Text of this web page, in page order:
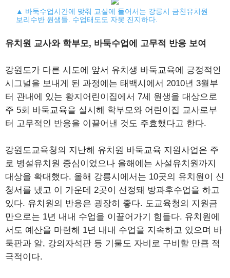
▲ 바둑수업시간에 맞춰 교실에 들어서는 강릉시 금천유치원
보리수반 원생들. 수업태도도 자못 진지하다.
유치원 교사와 학부모, 바둑수업에 고무적 반응 보여
강원도가 다른 시도에 앞서 유치생 바둑교육에 긍정적인
시그널을 보내게 된 과정에는 태백시에서 2010년 3월부
터 관내에 있는 황지어린이집에서 7세 원생을 대상으로
주 5회 바둑교육을 실시해 학부모와 어린이집 교사로부
터 고무적인 반응을 이끌어낸 것도 주효했다고 한다.
강원도교육청의 지난해 유치원 바둑교육 지원사업은 주
로 병설유치원 중심이었으나 올해에는 사설유치원까지
대상을 확대했다. 올해 강릉시에서는 10곳의 유치원이 신
청서를 냈고 이 가운데 2곳이 선정돼 방과후수업을 하고
있다. 유치원의 반응은 굉장히 좋다. 도교육청의 지원금
만으로는 1년 내내 수업을 이끌어가기 힘들다. 유치원에
서도 예산을 마련해 1년 내내 수업을 지속하고 있으며 바
둑판과 알, 강의자석판 등 기물도 자비로 구비할 만큼 적
극적이다.